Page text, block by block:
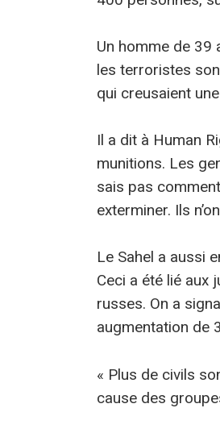
Un homme de 39
les terroristes
qui creusaient
Il a dit à Human
munitions. Les
sais pas
exterminer. Ils
Le Sahel a aussi
Ceci a été lié aux
russes. On a
augmentation de
« Plus de civils
cause des